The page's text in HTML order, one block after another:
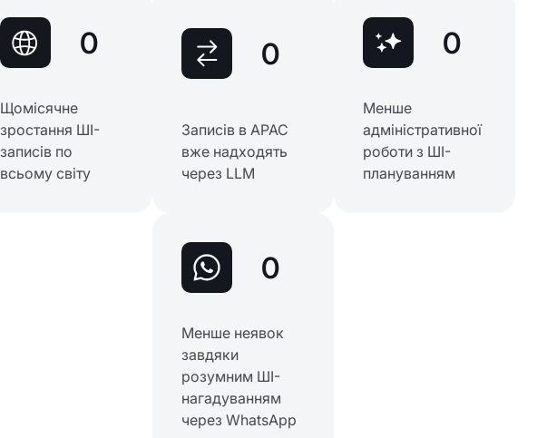
0
Щомісячне
зростання ШІ-
записів по
всьому світу
0
Записів в APAC
вже надходять
через LLM
0
Менше
адміністративної
роботи з ШІ-
плануванням
0
Менше неявок
завдяки
розумним ШІ-
нагадуванням
через WhatsApp